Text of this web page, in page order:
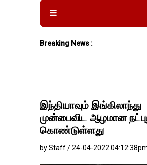
Breaking News :
இந்தியாவும் இங்கிலாந்து
முன்பைவிட ஆழமான
கொண்டுள்ளது
by Staff / 24-04-2022